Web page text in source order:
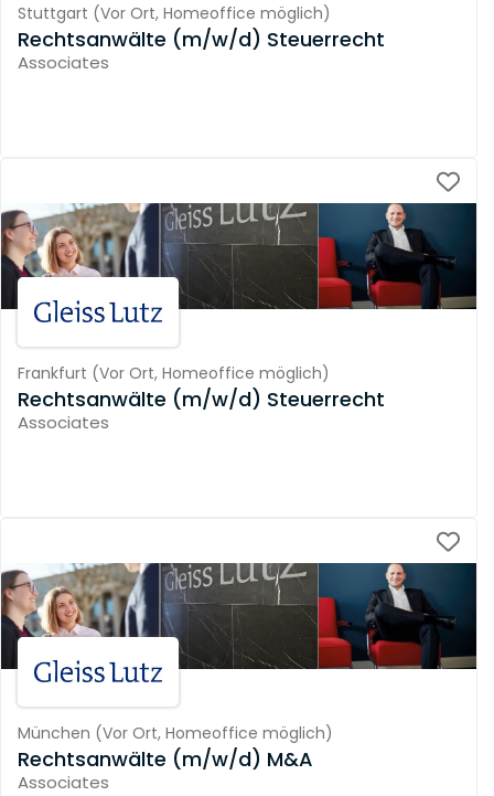
Stuttgart (Vor Ort, Homeoffice möglich)
Rechtsanwälte (m/w/d) Steuerrecht
Associates
Frankfurt (Vor Ort, Homeoffice möglich)
Rechtsanwälte (m/w/d) Steuerrecht
Associates
München (Vor Ort, Homeoffice möglich)
Rechtsanwälte (m/w/d) M&A
Associates